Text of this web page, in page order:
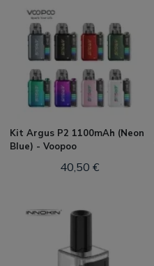
Kit Argus P2 1100mAh (Neon
Blue) - Voopoo
40,50 €